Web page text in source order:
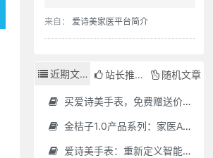
来自： 爱诗美家医平台简介
近期文章 站长推荐 随机文章
买爱诗美手表，免费赠送价值30000元的数智化门店系统一套（含硬件）
金桔子1.0产品系列：家医AI慢病管理项目全国招募区域合伙人，低投入，高回报，长收益
爱诗美手表：重新定义智能健康管理的“医疗级守护者”